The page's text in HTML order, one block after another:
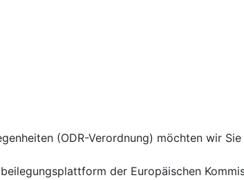
(ODR-Verordnung) möchten wir
der Europäischen